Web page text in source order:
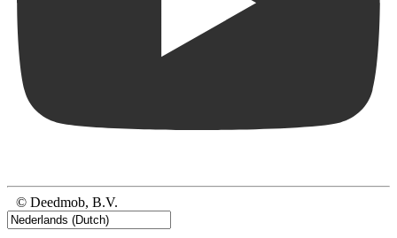
© Deedmob, B.V.